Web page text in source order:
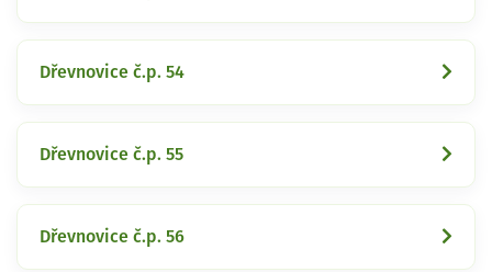
Dřevnovice č.p. 54
Dřevnovice č.p. 55
Dřevnovice č.p. 56